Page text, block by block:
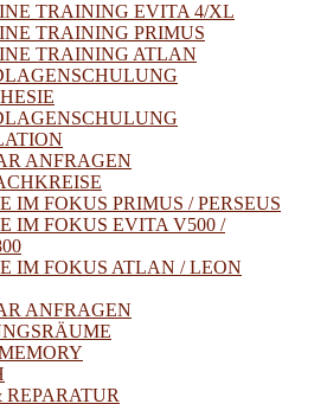
TRAINING EVITA 4/XL
TRAINING PRIMUS
TRAINING ATLAN
ANFRAGEN
IM FOKUS PRIMUS / PERSEUS
IM FOKUS EVITA V500 /
IM FOKUS ATLAN / LEON
ANFRAGEN